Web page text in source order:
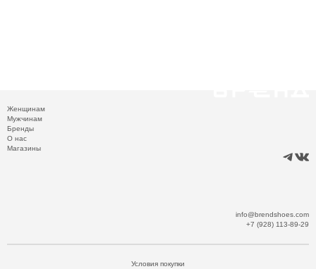
Женщинам
Мужчинам
Бренды
О нас
Магазины
info@brendshoes.com
+7 (928) 113-89-29
Условия покупки